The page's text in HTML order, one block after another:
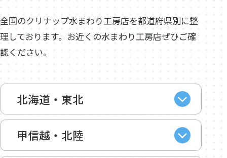
全国のクリナップ水まわり工房店を都道府県別に整
理しております。お近くの水まわり工房店ぜひご確
認ください。
北海道・東北
甲信越・北陸